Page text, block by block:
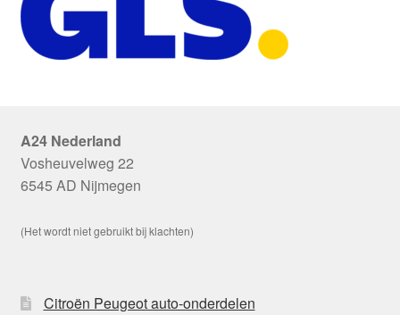
A24 Nederland
Vosheuvelweg 22
6545 AD Nijmegen
(Het wordt niet gebruikt bij klachten)
Citroën Peugeot auto-onderdelen